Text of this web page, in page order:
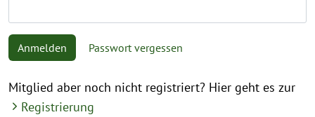
Anmelden Passwort vergessen
Mitglied aber noch nicht registriert? Hier geht es zur
Registrierung